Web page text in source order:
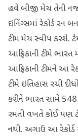
હવે બીજી મેચ તેની
ઇનિંગ્સમાં રેકોર્ડ રન
ટીમ મેચ સ્વીપ કરશે.
આફ્રિકાની ટીમે ભારત
આફ્રિકાની ટીમને આ
ટીમે ઇતિહાસ રચી
કરીને ભારત સામે
રમતી વખતે કોઈ પણ
નથી. અગાઉ આ રેકોર્ડ